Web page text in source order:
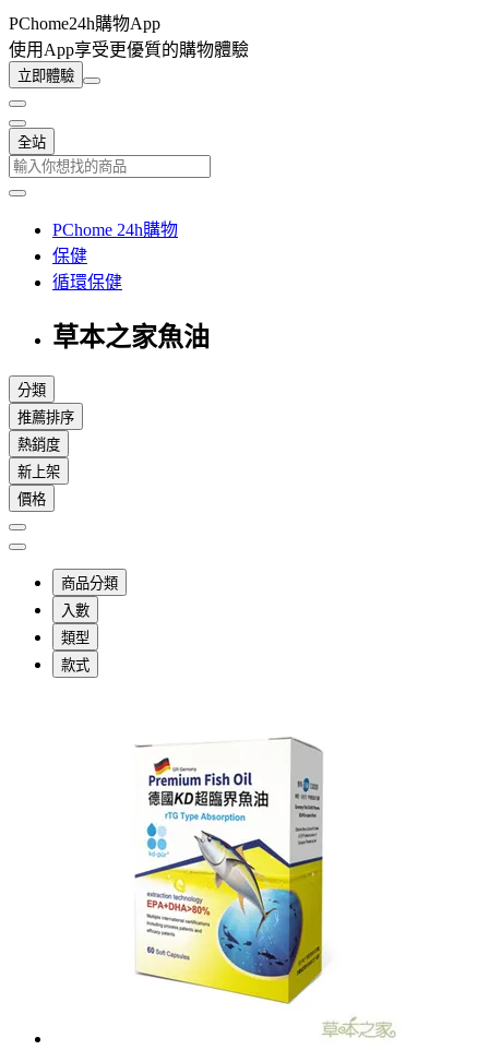
PChome24h購物App
使用App享受更優質的購物體驗
立即體驗
全站
PChome 24h購物
保健
循環保健
草本之家魚油
分類
推薦排序
熱銷度
新上架
價格
商品分類
入數
類型
款式